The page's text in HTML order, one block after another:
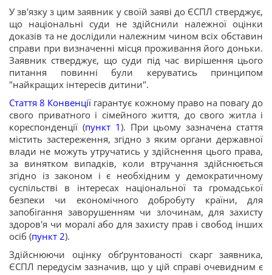
У зв'язку з цим заявник у своїй заяві до ЄСПЛ стверджує,
що національні суди не здійснили належної оцінки
доказів та не дослідили належним чином всіх обставин
справи при визначенні місця проживання його доньки.
Заявник стверджує, що суди під час вирішення цього
питання повинні були керуватись принципом
"найкращих інтересів дитини".
Стаття 8 Конвенції гарантує кожному право на повагу до
свого приватного і сімейного життя, до свого житла і
кореспонденції (пункт 1). При цьому зазначена стаття
містить застереження, згідно з яким органи державної
влади не можуть утручатись у здійснення цього права,
за винятком випадків, коли втручання здійснюється
згідно із законом і є необхідним у демократичному
суспільстві в інтересах національної та громадської
безпеки чи економічного добробуту країни, для
запобігання заворушенням чи злочинам, для захисту
здоров'я чи моралі або для захисту прав і свобод інших
осіб (пункт 2).
Здійснюючи оцінку обґрунтованості скарг заявника,
ЄСПЛ передусім зазначив, що у цій справі очевидним є